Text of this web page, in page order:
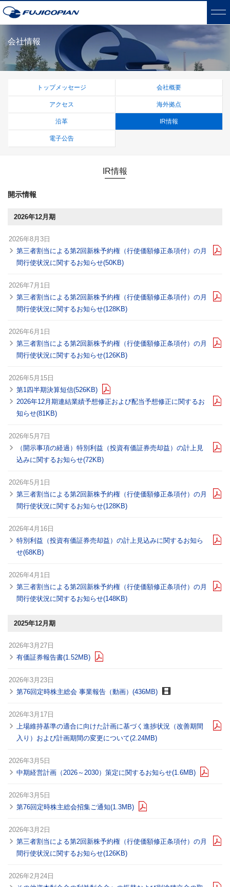
会社情報
トップメッセージ 会社概要
アクセス 海外拠点
沿革 IR情報
電子公告
IR情報
開示情報
2026年12月期
2026年8月3日
第三者割当による第2回新株予約権（行使価額修正条項付）の月
間行使状況に関するお知らせ(50KB)
2026年7月1日
第三者割当による第2回新株予約権（行使価額修正条項付）の月
間行使状況に関するお知らせ(128KB)
2026年6月1日
第三者割当による第2回新株予約権（行使価額修正条項付）の月
間行使状況に関するお知らせ(126KB)
2026年5月15日
第1四半期決算短信(526KB)
2026年12月期連結業績予想修正および配当予想修正に関するお
知らせ(81KB)
2026年5月7日
（開示事項の経過）特別利益（投資有価証券売却益）の計上見
込みに関するお知らせ(72KB)
2026年5月1日
第三者割当による第2回新株予約権（行使価額修正条項付）の月
間行使状況に関するお知らせ(128KB)
2026年4月16日
特別利益（投資有価証券売却益）の計上見込みに関するお知ら
せ(68KB)
2026年4月1日
第三者割当による第2回新株予約権（行使価額修正条項付）の月
間行使状況に関するお知らせ(148KB)
2025年12月期
2026年3月27日
有価証券報告書(1.52MB)
2026年3月23日
第76回定時株主総会 事業報告（動画）(436MB)
2026年3月17日
上場維持基準の適合に向けた計画に基づく進捗状況（改善期間
入り）および計画期間の変更について(2.24MB)
2026年3月5日
中期経営計画（2026～2030）策定に関するお知らせ(1.6MB)
2026年3月5日
第76回定時株主総会招集ご通知(1.3MB)
2026年3月2日
第三者割当による第2回新株予約権（行使価額修正条項付）の月
間行使状況に関するお知らせ(126KB)
2026年2月24日